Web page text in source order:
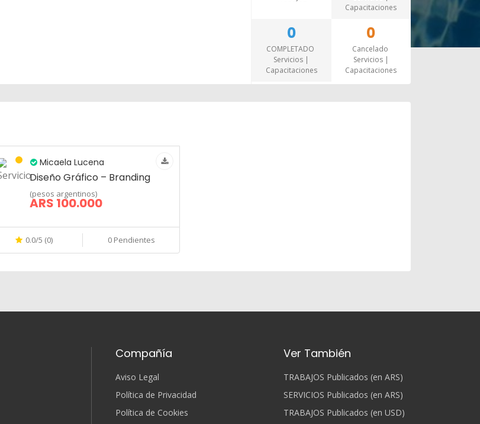
Capacitaciones
0
COMPLETADO
Servicios |
Capacitaciones
0
Cancelado
Servicios |
Capacitaciones
Micaela Lucena
Diseño Gráfico – Branding
(pesos argentinos)
ARS 100.000
0.0/5 (0) 0 Pendientes
Compañía
Aviso Legal
Política de Privacidad
Política de Cookies
Ver También
TRABAJOS Publicados (en ARS)
SERVICIOS Publicados (en ARS)
TRABAJOS Publicados (en USD)